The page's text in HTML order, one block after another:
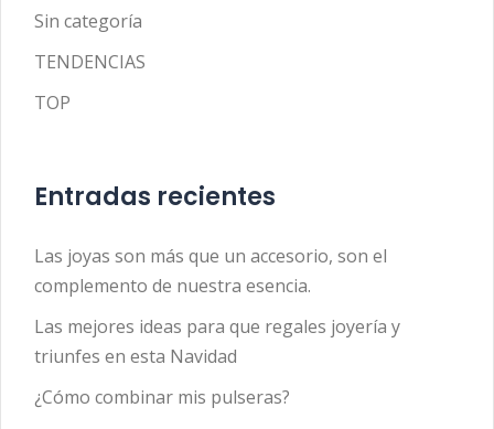
Sin categoría
TENDENCIAS
TOP
Entradas recientes
Las joyas son más que un accesorio, son el
complemento de nuestra esencia.
Las mejores ideas para que regales joyería y
triunfes en esta Navidad
¿Cómo combinar mis pulseras?